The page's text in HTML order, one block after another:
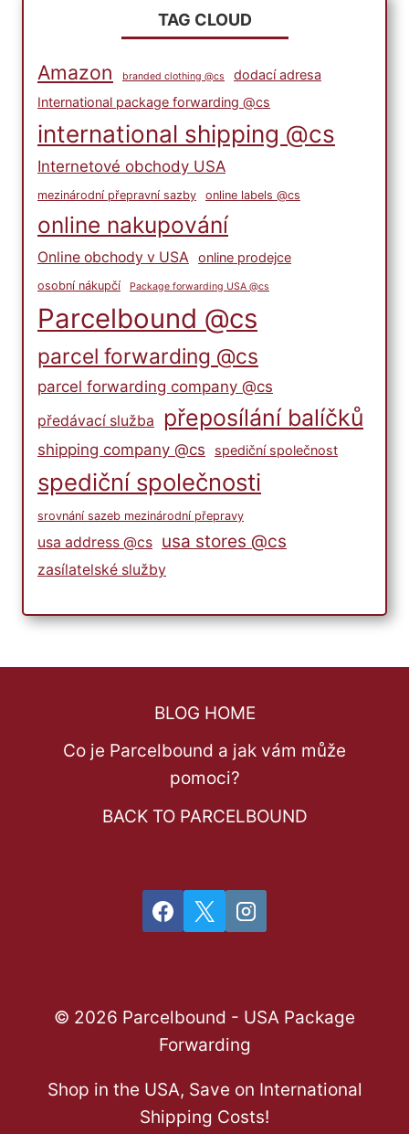
TAG CLOUD
Amazon branded clothing @cs
dodací adresa
International package forwarding @cs
international shipping @cs
Internetové obchody USA
mezinárodní přepravní sazby online labels @cs
online nakupování
Online obchody v USA online prodejce
osobní nákupčí Package forwarding USA @cs
Parcelbound @cs
parcel forwarding @cs
parcel forwarding company @cs
předávací služba přeposílání balíčků
shipping company @cs spediční společnost
spediční společnosti
srovnání sazeb mezinárodní přepravy
usa address @cs usa stores @cs
zasílatelské služby
BLOG HOME
Co je Parcelbound a jak vám může
pomoci?
BACK TO PARCELBOUND
© 2026 Parcelbound - USA Package
Forwarding
Shop in the USA, Save on International
Shipping Costs!